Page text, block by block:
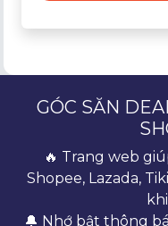
GÓC SĂN
🔥 Trang web
Shopee, Lazada,
🔔 Nhớ bật thông